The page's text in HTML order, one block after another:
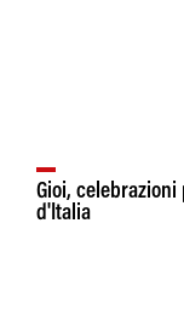
Gioi, celebrazioni
d'Italia